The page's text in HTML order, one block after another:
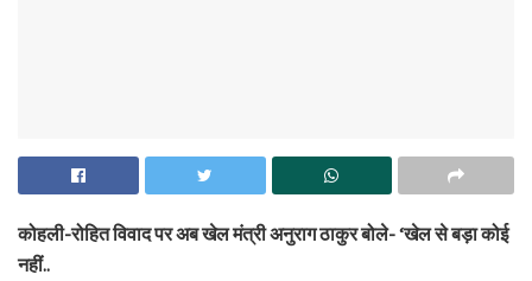
कोहली-रोहित विवाद पर अब खेल मंत्री अनुराग ठाकुर बोले- ‘खेल से बड़ा कोई
नहीं..